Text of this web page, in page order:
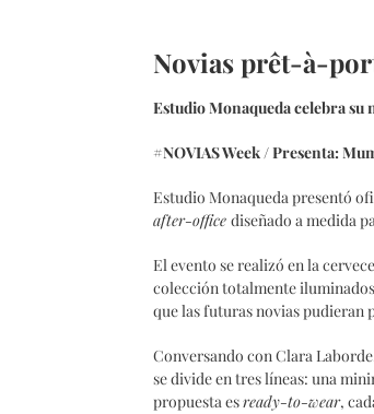
Novias prêt-à-
Estudio Monaqueda celebra su
#NOVIAS Week /Presenta:
Estudio Monaqueda presentó
after-office diseñado a medida
El evento se realizó en la
colección totalmente
que las futuras novias pudieran
Conversando con Clara
se divide en tres líneas: una
propuesta esready-to-wear,